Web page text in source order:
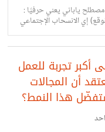
ياباني يعني حرفيًا :
إي الانسحاب الإجتماعي
والبالغين. وزارة
أكبر تجربة للعمل
أن المجالات
هذا النمط؟